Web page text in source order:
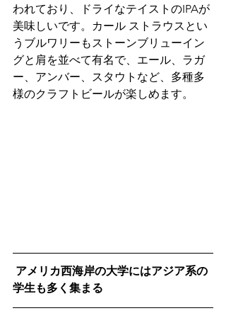
われており、ドライなテイストのIPAが
美味しいです。カール ストラウスとい
うブルワリーもストーンブリューイン
グと肩を並べて有名で、エール、ラガ
ー、アンバー、スタウトなど、多種多
様のクラフトビールが楽しめます。
学生も多く集まる